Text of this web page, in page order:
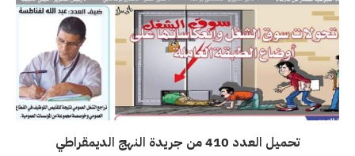
تحميل العدد 410 من جريدة النهج الديمقراطي